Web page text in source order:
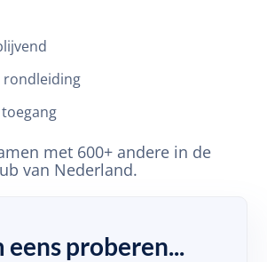
rondleiding
toegang
met 600+ andere in de
van Nederland.
eens proberen...